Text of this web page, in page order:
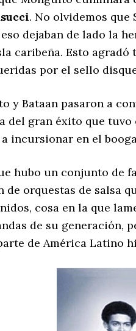
. No olvidemos
dejaban de lado la
caribeña. Esto
por el sello
y Bataan pasaron a
del gran éxito que
incursionar en el
hubo un conjunto de
de orquestas de salsa
cosa en la que
de su generación,
de América Latino